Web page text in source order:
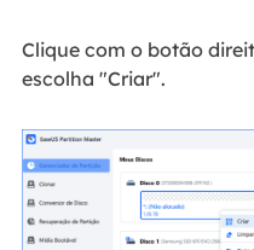
Clique com o botão
escolha "Criar".